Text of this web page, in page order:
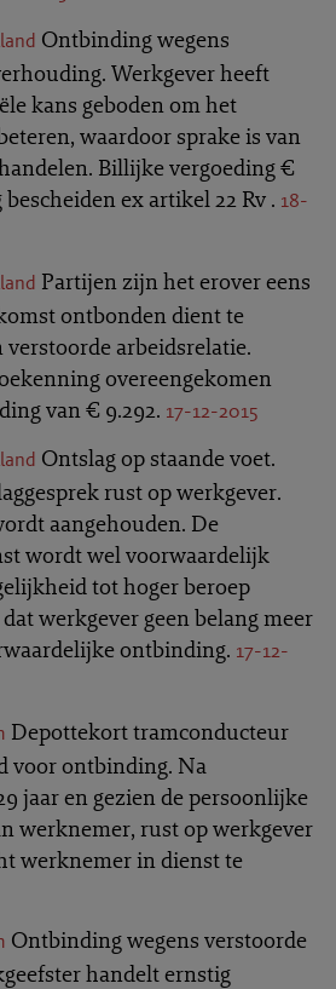
Ontbinding wegens
Werkgever heeft
kans geboden om het
waardoor sprake is van
Billijke vergoeding €
ex artikel 22 Rv . 18-
Partijen zijn het erover eens
ontbonden dient te
arbeidsrelatie.
overeengekomen
van € 9.292. 17-12-2015
Ontslag op staande voet.
rust op werkgever.
aangehouden. De
wordt wel voorwaardelijk
tot hoger beroep
werkgever geen belang meer
ontbinding. 17-12-
Depottekort tramconducteur
voor ontbinding. Na
jaar en gezien de persoonlijke
werknemer, rust op werkgever
werknemer in dienst te
Ontbinding wegens verstoorde
handelt ernstig